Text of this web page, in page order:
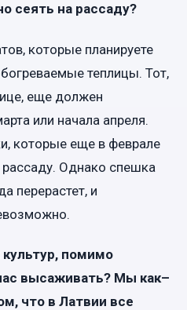
сеять на рассаду?
которые планируете
теплицы. Тот,
еще должен
или начала апреля.
которые еще в феврале
Однако спешка
перерастет, и
помимо
высаживать? Мы как–
что в Латвии все